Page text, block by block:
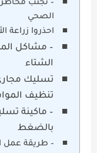
– تجنب
الصحي
احذروا زراعة
– مشاكل
الشتاء
تسليك
تنظيف
– ماكينة
بالضغط
– طريقة عمل